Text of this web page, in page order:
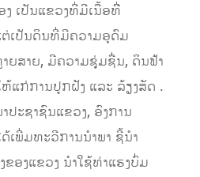
ປັນແຂວງທີ່ມີເນື້ອທີີ່
ເປັນດິນທີ່ມີຄວາມອຸດົມ
ຍສາຍ, ມີຄວາມຊຸ່ມຊື່ນ, ດິນຟ້າ
ແກ່ການປູກຝັງ ແລະ ລ້ຽງສັດ .
ປະຊາຊົນແຂວງ, ອົງການ
ເພີ່ມທະວີການນໍາພາ ຊີ້ນໍາ
ອງແຂວງ ນໍາໃຊ້ທ່າແຮງບົ່ມ